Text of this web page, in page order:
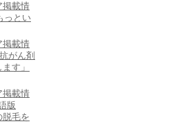
掲載情
っとい
掲載情
がん剤
す」
掲載情
版
脱毛を